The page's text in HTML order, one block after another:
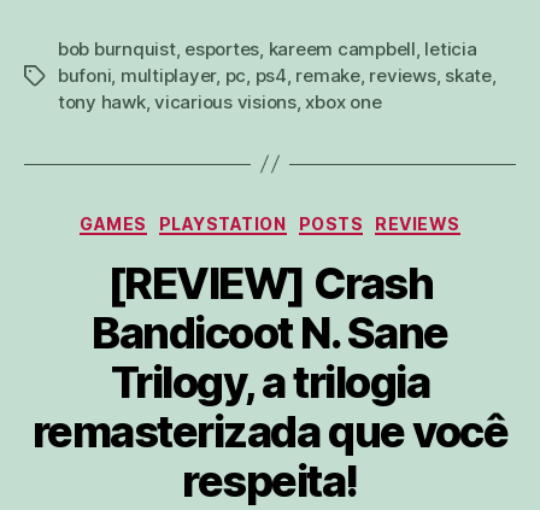
tags
bob burnquist, esportes kareem campbell leticia
bufoni multiplayer, pc ps4 remake, reviews, skate,
tony hawk,vicarious visions, xbox one
Categorias
GAMES PLAYSTATION POSTS REVIEWS
[REVIEW] Crash
Bandicoot N. Sane
Trilogy, a trilogia
remasterizada que você
respeita!